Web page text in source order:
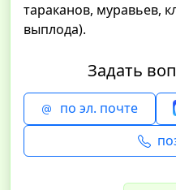
тараканов, муравьев,
выплода).
Задать
по эл. почте